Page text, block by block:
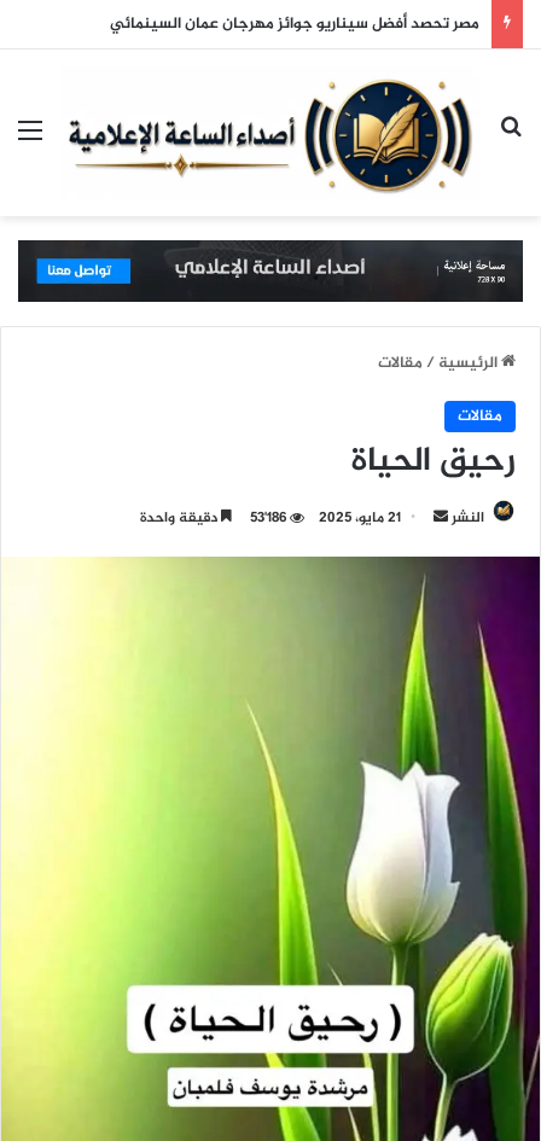
مصر تحصد أفضل سيناريو جوائز مهرجان عمان السينمائي
بحث عن
الرئيسية/مقالات
مقالات
رحيق الحياة
النشر
س
ر
ي
د
ا
إ
ك
ت
ر
و
ي
ا
21 مايو، 2025 53٬186 دقيقة واحدة